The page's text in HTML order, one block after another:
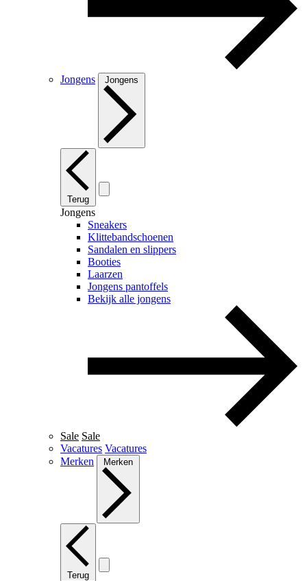
Jongens Jongens
Terug
Jongens
Sneakers
Klittebandschoenen
Sandalen en slippers
Booties
Laarzen
Jongens pantoffels
Bekijk alle jongens
Sale Sale
Vacatures Vacatures
Merken
Merken
Terug